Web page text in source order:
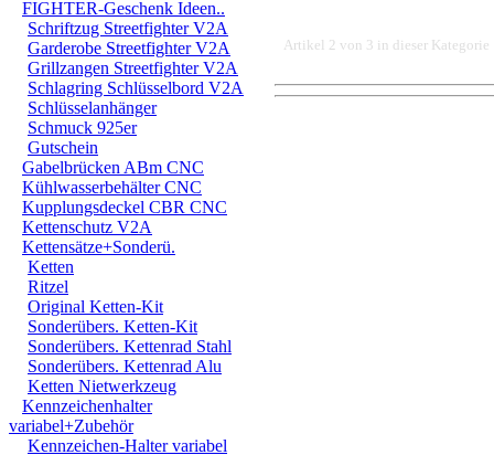
FIGHTER-Geschenk Ideen..
Schriftzug Streetfighter V2A
Garderobe Streetfighter V2A
Grillzangen Streetfighter V2A
Schlagring Schlüsselbord V2A
Schlüsselanhänger
Schmuck 925er
Gutschein
Gabelbrücken ABm CNC
Kühlwasserbehälter CNC
Kupplungsdeckel CBR CNC
Kettenschutz V2A
Kettensätze+Sonderü.
Ketten
Ritzel
Original Ketten-Kit
Sonderübers. Ketten-Kit
Sonderübers. Kettenrad Stahl
Sonderübers. Kettenrad Alu
Ketten Nietwerkzeug
Kennzeichenhalter
variabel+Zubehör
Kennzeichen-Halter variabel
Artikel 2 von 3 in dieser Kategorie